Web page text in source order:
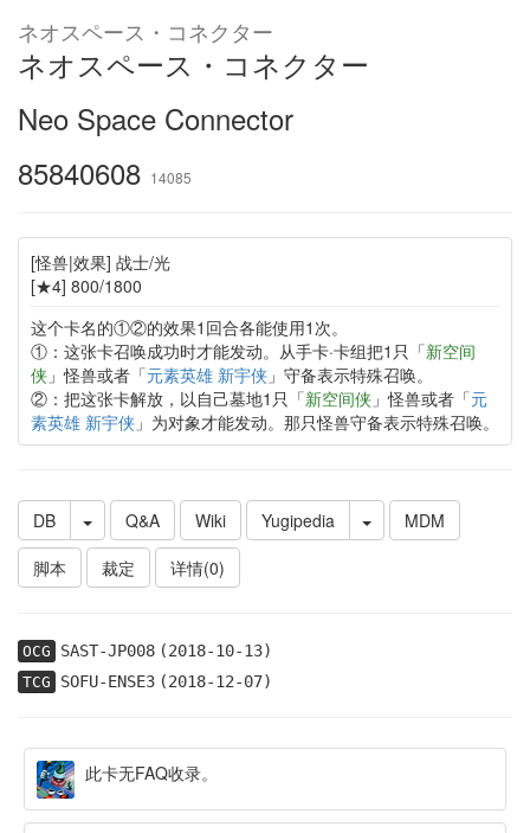
ネオスペース・コネクター
ネオスペース・コネクター
Neo Space Connector
85840608 14085
[怪兽|效果] 战士/光
[★4] 800/1800
这个卡名的①②的效果1回合各能使用1次。
①：这张卡召唤成功时才能发动。从手卡·卡组把1只「新空间
侠」怪兽或者「元素英雄 新宇侠」守备表示特殊召唤。
②：把这张卡解放，以自己墓地1只「新空间侠」怪兽或者「元
素英雄 新宇侠」为对象才能发动。那只怪兽守备表示特殊召唤。
DB Q&A Wiki Yugipedia
MDM
脚本
裁定 详情(0)
OCG SAST-JP008(2018-10-13)
TCG SOFU-ENSE3(2018-12-07)
此卡无FAQ收录。